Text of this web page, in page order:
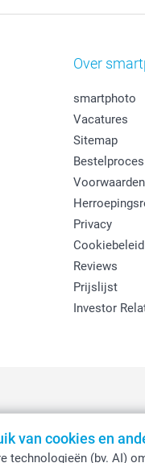
van cookies en
technologieën (bv. AI)
Over
smartphoto
Vacatures
Sitemap
Bestelproces
Voorwaarden
Privacy
Cookiebeleid
Reviews
Prijslijst
Investor
- Deutschland - France -